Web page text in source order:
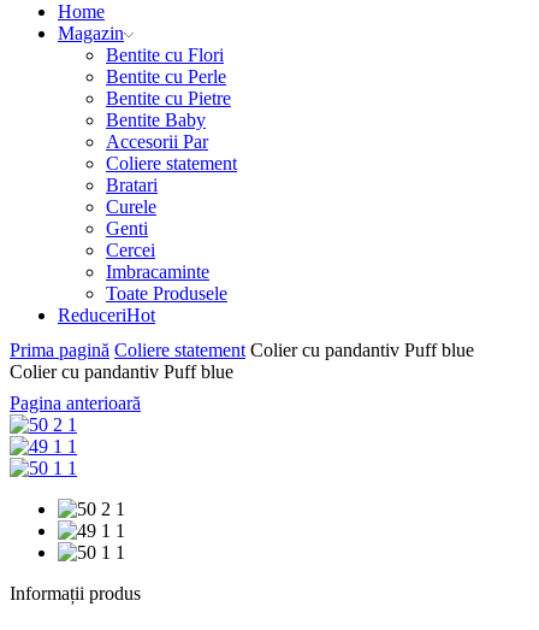
Home
Magazin
Bentite cu Flori
Bentite cu Perle
Bentite cu Pietre
Bentite Baby
Accesorii Par
Coliere statement
Bratari
Curele
Genti
Cercei
Imbracaminte
Toate Produsele
ReduceriHot
Prima pagină Coliere statement Colier cu pandantiv Puff blue
Colier cu pandantiv Puff blue
Pagina anterioară
Informații produs